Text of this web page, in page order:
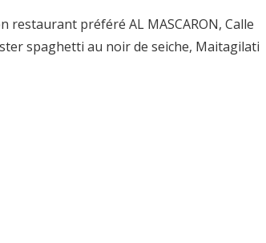
restaurant préféré AL MASCARON, Calle
spaghetti au noir de seiche, Maitagilati